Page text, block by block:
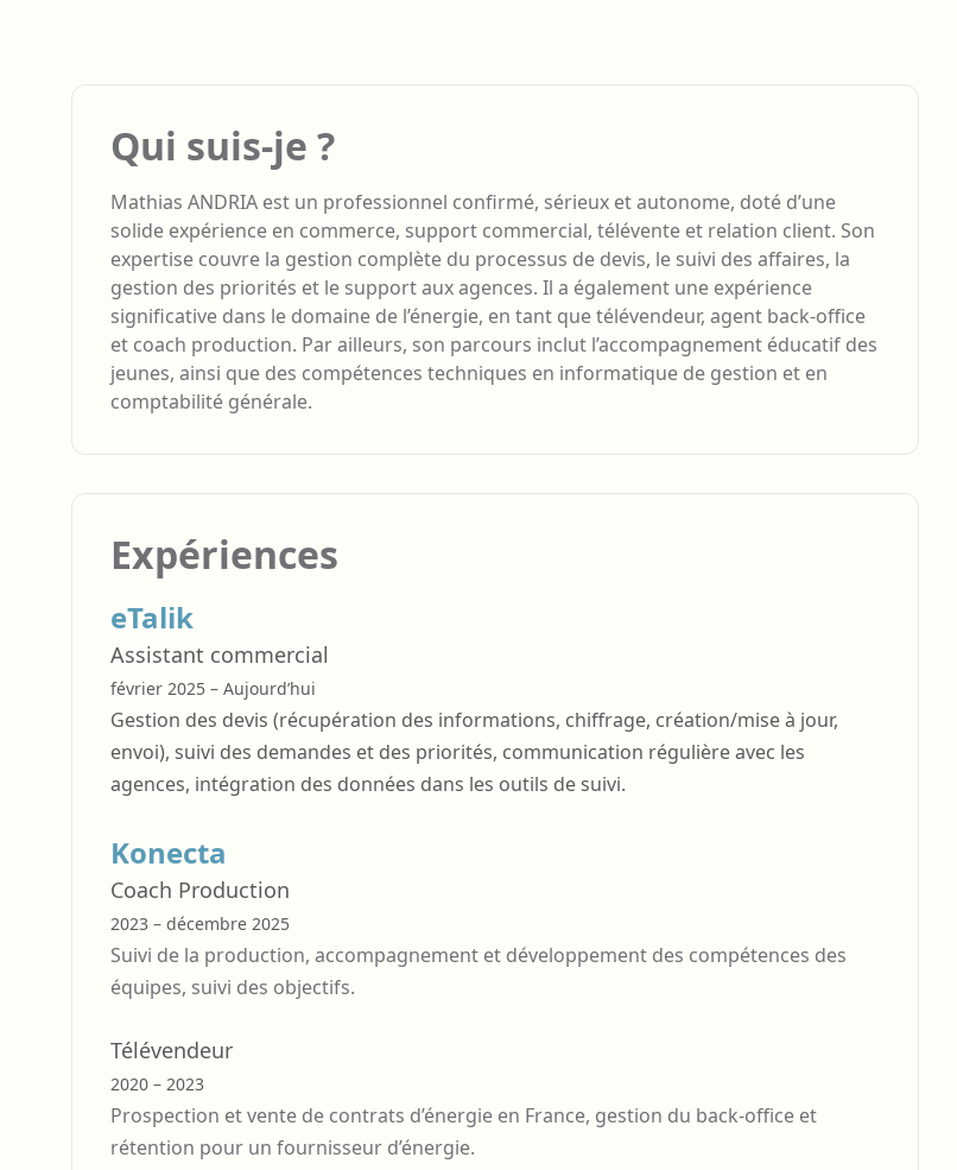
Qui suis-je ?
Mathias ANDRIA est un professionnel confirmé, sérieux et autonome, doté d’une
solide expérience en commerce, support commercial, télévente et relation client. Son
expertise couvre la gestion complète du processus de devis, le suivi des affaires, la
gestion des priorités et le support aux agences. Il a également une expérience
significative dans le domaine de l’énergie, en tant que télévendeur, agent back-office
et coach production. Par ailleurs, son parcours inclut l’accompagnement éducatif des
jeunes, ainsi que des compétences techniques en informatique de gestion et en
comptabilité générale.
Expériences
eTalik
Assistant commercial
février 2025 – Aujourd’hui
Gestion des devis (récupération des informations, chiffrage, création/mise à jour,
envoi), suivi des demandes et des priorités, communication régulière avec les
agences, intégration des données dans les outils de suivi.
Konecta
Coach Production
2023 – décembre 2025
Suivi de la production, accompagnement et développement des compétences des
équipes, suivi des objectifs.
Télévendeur
2020 – 2023
Prospection et vente de contrats d’énergie en France, gestion du back-office et
rétention pour un fournisseur d’énergie.